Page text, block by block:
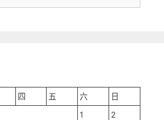
四 五 六
日
1
2